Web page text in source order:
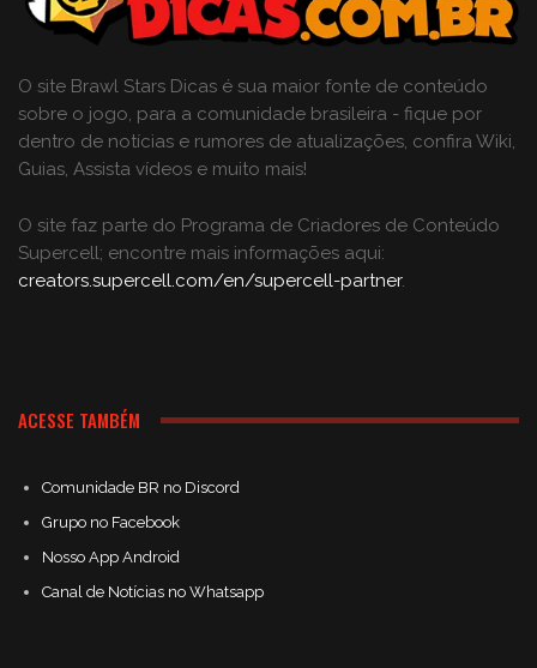
O site Brawl Stars Dicas é sua maior fonte de conteúdo
sobre o jogo, para a comunidade brasileira - fique por
dentro de notícias e rumores de atualizações, confira Wiki,
Guias, Assista vídeos e muito mais!
O site faz parte do Programa de Criadores de Conteúdo
Supercell; encontre mais informações aqui:
creators.supercell.com/en/supercell-partner.
ACESSE TAMBÉM
Comunidade BR no Discord
Grupo no Facebook
Nosso App Android
Canal de Notícias no Whatsapp